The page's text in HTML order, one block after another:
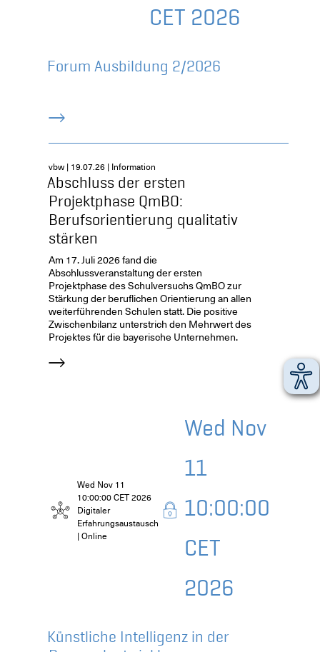
CET 2026
Forum Ausbildung 2/2026
vbw | 19.07.26 | Information
Abschluss der ersten
Projektphase QmBO:
Berufsorientierung qualitativ
stärken
Am 17. Juli 2026 fand die
Abschlussveranstaltung der ersten
Projektphase des Schulversuchs QmBO zur
Stärkung der beruflichen Orientierung an allen
weiterführenden Schulen statt. Die positive
Zwischenbilanz unterstrich den Mehrwert des
Projektes für die bayerische Unternehmen.
Wed Nov 11
10:00:00 CET 2026
Digitaler
Erfahrungsaustausch
| Online
Wed Nov
11
10:00:00
CET
2026
Künstliche Intelligenz in der